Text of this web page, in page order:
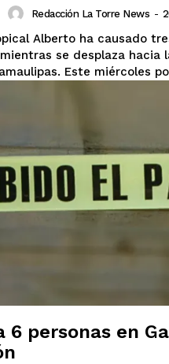
Redacción La Torre News -
Alberto ha causado
se desplaza hacia
Este miércoles
6 personas en